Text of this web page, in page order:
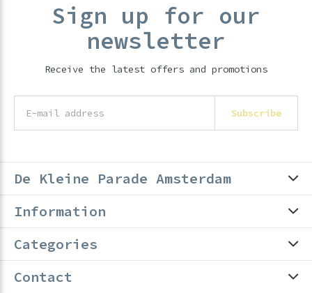
Sign up for our
newsletter
Receive the latest offers and promotions
Subscribe
De Kleine Parade Amsterdam
Information
Categories
Contact